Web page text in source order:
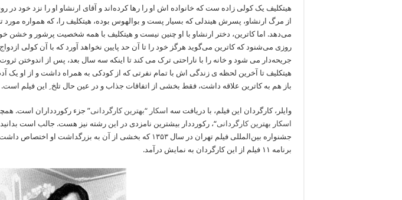
هیتکلیف یک کولی زاده ست که خانواده اش او را رها کرده‌اند و آقای ارنشاو او را نزد خود در
از مرگ ارنشاو، پسرش هیندلی که بسیار پست و بوالهوس بوده، هیتکلیف را، که همواره
می‌دهد. اما کاترین، دختر ارنشاو با او چنین نیست و هیتکلیف با همه شخصیت پرشور و خشن
روزی می‌شنود که کاترین می‌گوید هرگز خود را تا آن حد پایین نخواهد آورد که با آن کولی
جریحه‌دار می شود و خانه را با ناراحتی ترک می کند تا اینکه سه سال بعد، پس از اندوختن
هیتکلیف تا آخرین لحظه ی زندگی اش با تمام نفرتی که از کودکی به همراه داشت و از او یک
باز هم به کاترین علاقه داشت، فقط بخشی از اتفاقات جذاب و در عین حال تلخ ِ این فیلم است.
وایلر، کارگردان این فیلم، با دریافت سه اسکار “بهترین کارگردانی” جزء رکوردداران است. همچنین او با ۱۲
اسکار بهترین کارگردانی“، رکورددار بیشترین نامزدی در این رشته نیز هست. جالب است بدانید
جشنواره بین‌المللی فیلم تهران در سال ۱۳۵۳ که بخشی از آن به بزرگداشت او اختصاص
برنامه ۱۱ فیلم از این کارگردان به نمایش درآمد.